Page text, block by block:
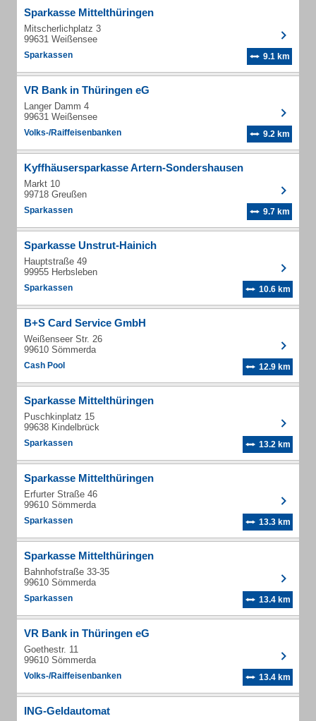
Sparkasse Mittelthüringen
Mitscherlichplatz 3
99631 Weißensee
Sparkassen 9.1 km
VR Bank in Thüringen eG
Langer Damm 4
99631 Weißensee
Volks-/Raiffeisenbanken 9.2 km
Kyffhäusersparkasse Artern-Sondershausen
Markt 10
99718 Greußen
Sparkassen 9.7 km
Sparkasse Unstrut-Hainich
Hauptstraße 49
99955 Herbsleben
Sparkassen 10.6 km
B+S Card Service GmbH
Weißenseer Str. 26
99610 Sömmerda
Cash Pool 12.9 km
Sparkasse Mittelthüringen
Puschkinplatz 15
99638 Kindelbrück
Sparkassen 13.2 km
Sparkasse Mittelthüringen
Erfurter Straße 46
99610 Sömmerda
Sparkassen 13.3 km
Sparkasse Mittelthüringen
Bahnhofstraße 33-35
99610 Sömmerda
Sparkassen 13.4 km
VR Bank in Thüringen eG
Goethestr. 11
99610 Sömmerda
Volks-/Raiffeisenbanken 13.4 km
ING-Geldautomat